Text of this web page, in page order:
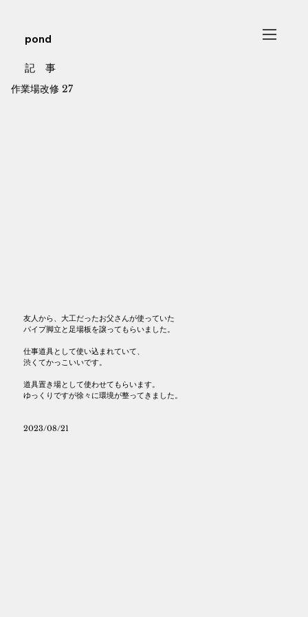
作業場改修 27
友人から、大工だったお父さんが使っていた
パイプ脚立と足場板を譲ってもらいました。
仕事道具として使い込まれていて、
渋くてかっこいいです。
道具置き場として使わせてもらいます。
ゆっくりですが徐々に環境が整ってきました。
2023/08/21
記 事
pond